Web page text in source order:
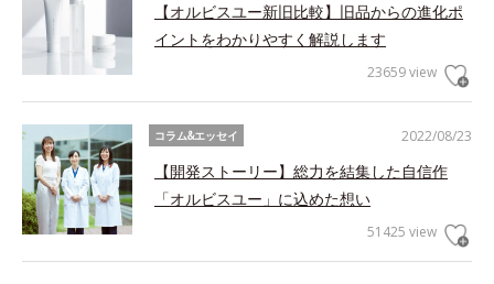
【オルビスユー新旧比較】旧品からの進化ポ
イントをわかりやすく解説します
23659 view
2022/08/23
コラム&エッセイ
【開発ストーリー】総力を結集した自信作
「オルビスユー」に込めた想い
51425 view